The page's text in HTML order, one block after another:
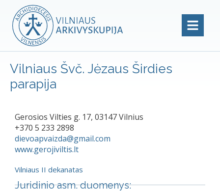
Vilniaus Švč. Jėzaus Širdies
parapija
Gerosios Vilties g. 17, 03147 Vilnius
+370 5 233 2898
dievoapvaizda@gmail.com
www.gerojiviltis.lt
Vilniaus II dekanatas
Juridinio asm. duomenys: